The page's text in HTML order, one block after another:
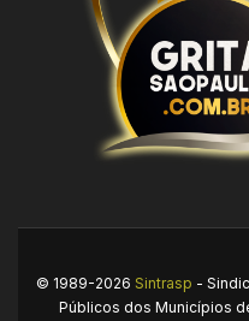
© 1989-2026 Sintrasp -
Públicos dos Municípios